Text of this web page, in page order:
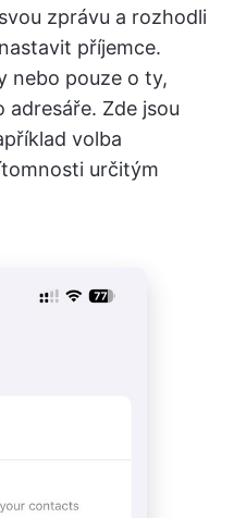
zprávu a rozhodli
příjemce.
nebo pouze o ty,
Zde jsou
volba
určitým